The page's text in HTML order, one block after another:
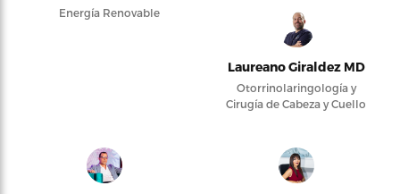
Energía Renovable
Laureano Giraldez MD
Otorrinolaringología y
Cirugía de Cabeza y Cuello